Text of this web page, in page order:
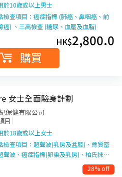
於10歲或以上男士
檢查項目：癌症指標 (肺癌、鼻咽癌、前
癌) 、三高檢查 (糖尿、血壓及血脂)
HK$2,800.0
購買
女士全面驗身計劃
保健有限公司
目 |
於18歲或以上女士
檢查項目：超聲波(乳房及盆腔)、骨質密
聲波、癌症指標(卵巢及乳房)、柏氏抹…
28% off